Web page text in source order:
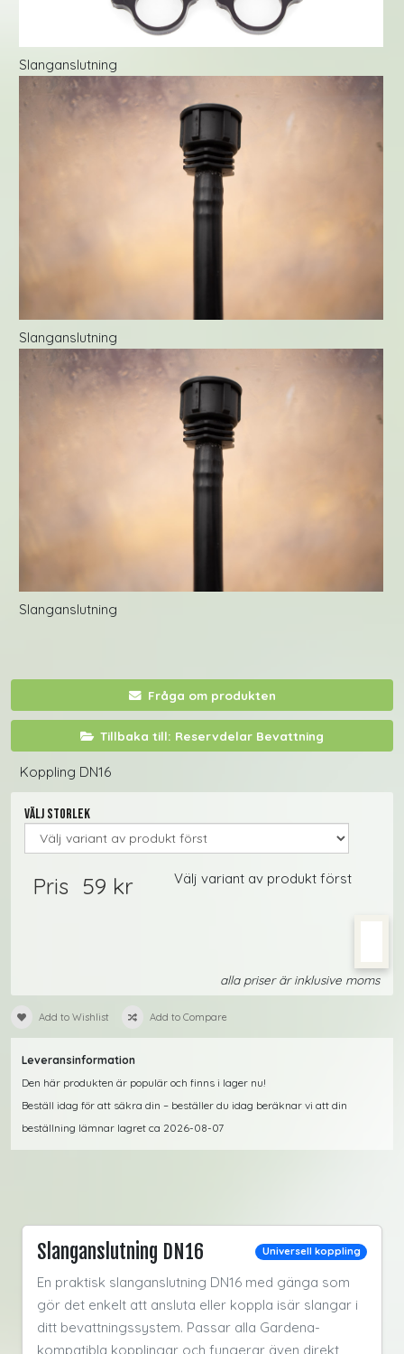
Slanganslutning
Slanganslutning
Slanganslutning
Fråga om produkten
Tillbaka till: Reservdelar Bevattning
Koppling DN16
Välj storlek
Pris 59 kr Välj variant av produkt först
alla priser är inklusive moms
Add to Wishlist Add to Compare
Leveransinformation
Den här produkten är populär och finns i lager nu!
Beställ idag för att säkra din – beställer du idag beräknar vi att din
beställning lämnar lagret ca 2026-08-07
Slanganslutning DN16 Universell koppling
En praktisk slanganslutning DN16 med gänga som
gör det enkelt att ansluta eller koppla isär slangar i
ditt bevattningssystem. Passar alla Gardena-
kompatibla kopplingar och fungerar även direkt